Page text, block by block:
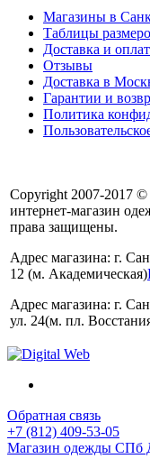
Магазины в
Таблицы
Доставка и
Отзывы
Доставка в
Гарантии и
Политика
Copyright 2007-
интернет-магазин
права защищены.
Адрес магазина: г.
12 (м. Академическая)
Адрес магазина: г.
ул. 24(м. пл.
Обратная связь
+7 (812) 409-53-05
Магазин одежды